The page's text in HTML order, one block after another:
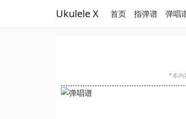
Ukulele X 首页 指弹谱 弹唱
*本内